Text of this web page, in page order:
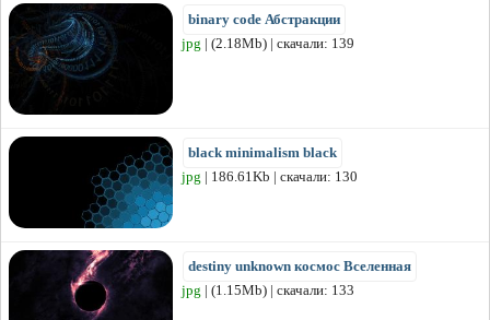
binary code Абстракции
jpg | (2.18Mb) | скачали: 139
black minimalism black
jpg | 186.61Kb | скачали: 130
destiny unknown космос Вселенная
jpg | (1.15Mb) | скачали: 133